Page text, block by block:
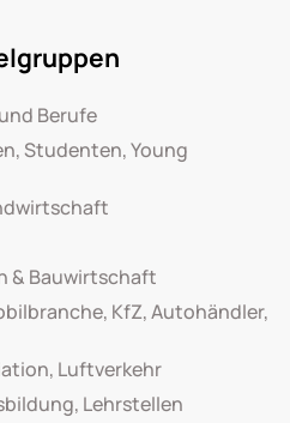
Berufe
Studenten, Young
& Bauwirtschaft
KfZ, Autohändler,
Luftverkehr
Lehrstellen